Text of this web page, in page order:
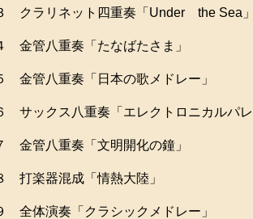
クラリネット四重奏「Under the Sea
金管八重奏「たなばたさま」
金管八重奏「日本の歌メドレー」
サックス八重奏「エレクトロニカルパ
金管八重奏「文明開化の鐘」
打楽器混成「情熱大陸」
全体演奏「クラシックメドレー」